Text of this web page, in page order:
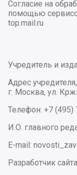
Согласие на
помощью
top.mail.ru
Учредитель и
Адрес
г. Москва, ул.
Телефон: +7 (495)
И.О. главного
E-mail:
Разработчик